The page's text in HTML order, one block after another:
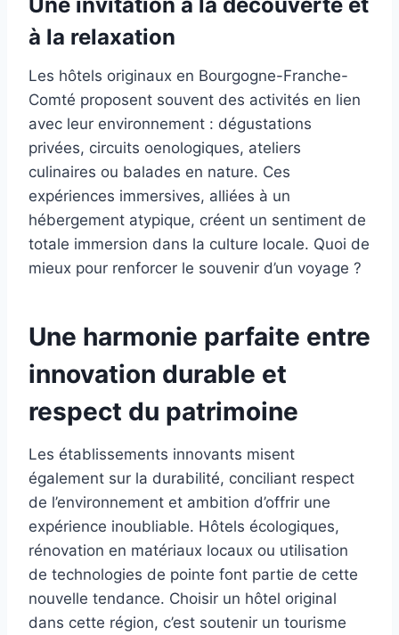
à la relaxation
Les hôtels originaux en Bourgogne-Franche-
Comté proposent souvent des activités en lien
avec leur environnement : dégustations
privées, circuits oenologiques, ateliers
culinaires ou balades en nature. Ces
expériences immersives, alliées à un
hébergement atypique, créent un sentiment de
totale immersion dans la culture locale. Quoi de
mieux pour renforcer le souvenir d’un voyage ?
Une harmonie parfaite entre
innovation durable et
respect du patrimoine
Les établissements innovants misent
également sur la durabilité, conciliant respect
de l’environnement et ambition d’offrir une
expérience inoubliable. Hôtels écologiques,
rénovation en matériaux locaux ou utilisation
de technologies de pointe font partie de cette
nouvelle tendance. Choisir un hôtel original
dans cette région, c’est soutenir un tourisme